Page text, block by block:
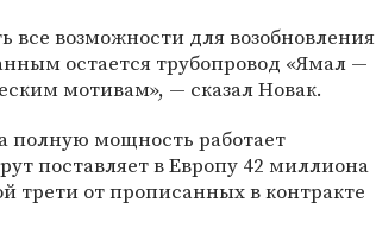
все возможности для возобновления
остается трубопровод «Ямал —
мотивам», — сказал Новак.
полную мощность работает
поставляет в Европу 42 миллиона
трети от прописанных в контракте